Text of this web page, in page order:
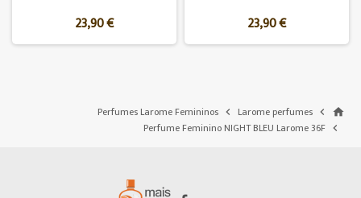
23,90 € 23,90 €
home

Larome perfumes

Perfumes Larome Femininos

Perfume Feminino NIGHT BLEU Larome 36F